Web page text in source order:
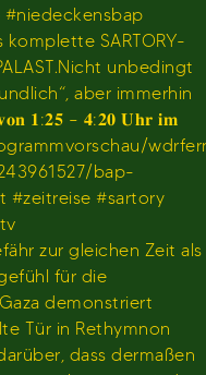
SARTORY-
unbedingt
aber immerhin
𝟏:𝟐𝟓 – 𝟒:𝟐𝟎 𝐔𝐡𝐫 𝐢𝐦
bap-
#zeitreise #sartory
zur gleichen Zeit als
für die
demonstriert
Tür in Rethymnon
dass dermaßen